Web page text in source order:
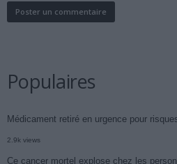
Populaires
Médicament retiré en urgence pour
2.9k views
Ce cancer mortel explose chez les